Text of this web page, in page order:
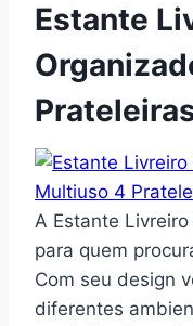
Estante
A Estante
para quem
Com seu design
diferentes